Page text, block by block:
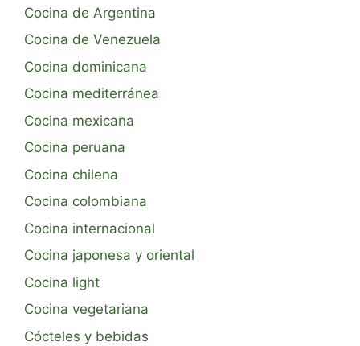
Cocina de Argentina
Cocina de Venezuela
Cocina dominicana
Cocina mediterránea
Cocina mexicana
Cocina peruana
Cocina chilena
Cocina colombiana
Cocina internacional
Cocina japonesa y oriental
Cocina light
Cocina vegetariana
Cócteles y bebidas